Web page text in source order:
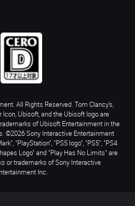
All Rights Reserved. Tom Clancy’s,
Icon, Ubisoft, and the Ubisoft logo are
of Ubisoft Entertainment in the
©2026 Sony Interactive Entertainment
"PlayStation", "PS5 logo", "PS5", "PS4
Logo" and "Play Has No Limits" are
or trademarks of Sony Interactive
Inc.